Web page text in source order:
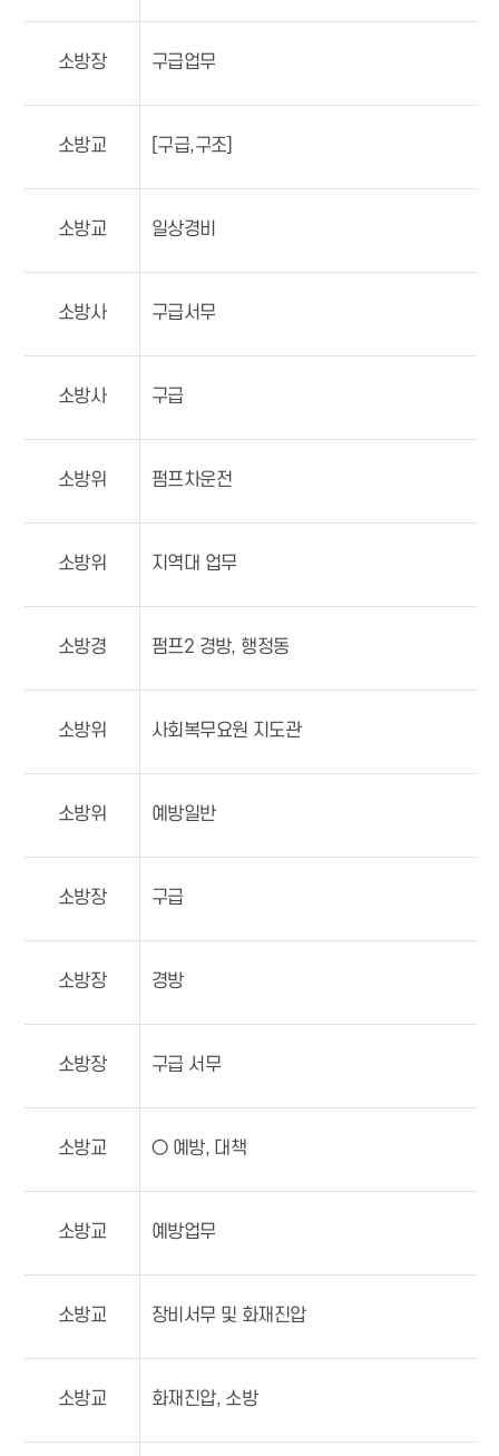
소방장 구급업무
소방교 [구급,구조]
소방교 일상경비
소방사 구급서무
소방사 구급
소방위 펌프차운전
소방위 지역대 업무
소방경 펌프2 경방, 행정동
소방위 사회복무요원 지도관
소방위 예방일반
소방장 구급
소방장 경방
소방장 구급 서무
소방교 ○ 예방, 대책
소방교 예방업무
소방교 장비서무 및 화재진압
소방교 화재진압, 소방